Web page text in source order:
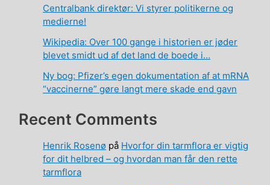
Centralbank direktør: Vi styrer politikerne og
medierne!
Wikipedia: Over 100 gange i historien er jøder
blevet smidt ud af det land de boede i…
Ny bog: Pfizer’s egen dokumentation af at mRNA
“vaccinerne” gøre langt mere skade end gavn
Recent Comments
Henrik Rosenø på Hvorfor din tarmflora er vigtig
for dit helbred – og hvordan man får den rette
tarmflora